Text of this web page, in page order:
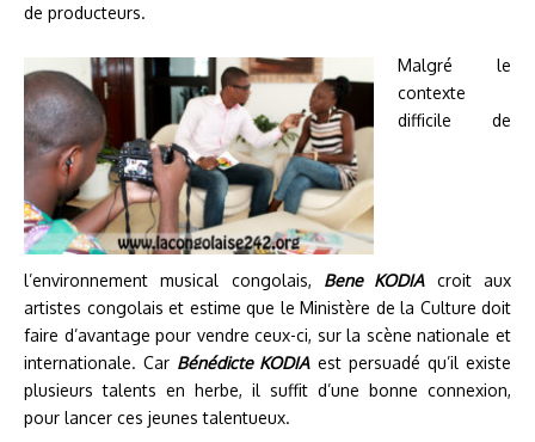
de producteurs.
Malgré le
contexte
difficile de
l’environnement musical congolais, Bene KODIAcroit aux
artistes congolais et estime que le Ministère de la Culture doit
faire d’avantage pour vendre ceux-ci, sur la scène nationale et
internationale. Car Bénédicte KODIAest persuadé qu’il existe
plusieurs talents en herbe, il suffit d’une bonne connexion,
pour lancer ces jeunes talentueux.